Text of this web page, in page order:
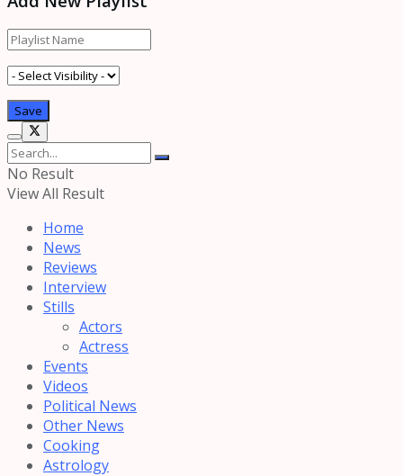
No Result
View All Result
Home
News
Reviews
Interview
Stills
Actors
Actress
Events
Videos
Political News
Other News
Cooking
Astrology